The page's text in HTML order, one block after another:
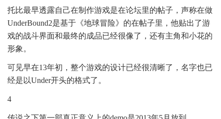
托比最早透露自己在制作游戏是在论坛里的帖子，声称在做
UnderBound2是基于《地球冒险》的在帖子里，他贴出了游
戏的战斗界面和最终的成品已经很像了，还有主角和小花的
形象。
可见早在13年初，整个游戏的设计已经很清晰了，名字也已
经是以Under开头的格式了。
4